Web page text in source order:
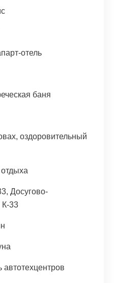
отель
баня
оздоровительный
отдыха
Досугово-
К-33
автотехцентров